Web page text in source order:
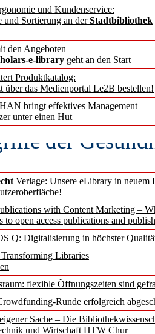
und Kundenservice:
und Sortierung an derStadtbibliothek
den Angeboten
e-library geht an den Start
Produktkatalog:
über das Medienportal Le2B bestellen!
bringt effektives Management
unter einen Hut
Verlage: Unsere eLibrary in neuem
with Content Marketing –
to open access publications and
Q: Digitalisierung in höchster
Libraries
flexible Öffnungszeiten sind
Runde erfolgreich
Sache – Die
und Wirtschaft HTW Chur
Institut neu
und
Intelligenz
verstehen
der
erscheinen